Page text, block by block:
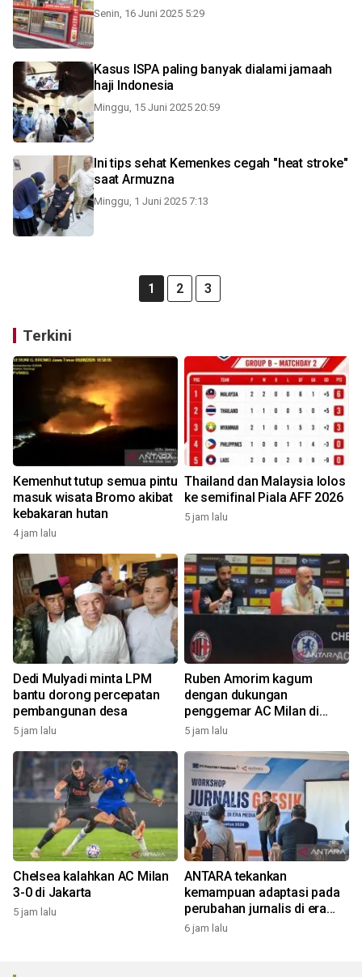
Senin, 16 Juni 2025 5:29
Kasus ISPA paling banyak dialami jamaah
haji Indonesia
Minggu, 15 Juni 2025 20:59
Ini tips sehat Kemenkes cegah "heat stroke"
saat Armuzna
Minggu, 1 Juni 2025 7:13
1 2 3
Terkini
Kemenhut tutup semua pintu
masuk wisata Bromo akibat
kebakaran hutan
4 jam lalu
Thailand dan Malaysia lolos
ke semifinal Piala AFF 2026
5 jam lalu
Dedi Mulyadi minta LPM
bantu dorong percepatan
pembangunan desa
5 jam lalu
Ruben Amorim kagum
dengan dukungan
penggemar AC Milan di
Indonesia
5 jam lalu
Chelsea kalahkan AC Milan
3-0 di Jakarta
5 jam lalu
ANTARA tekankan
kemampuan adaptasi pada
perubahan jurnalis di era
digital
6 jam lalu